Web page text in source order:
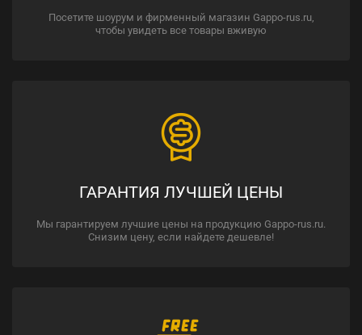
Посетите шоурум и фирменный магазин Gappo-rus.ru,
чтобы увидеть все товары вживую
ГАРАНТИЯ ЛУЧШЕЙ ЦЕНЫ
Мы гарантируем лучшие цены на продукцию Gappo-rus.ru.
Снизим цену, если найдете дешевле!